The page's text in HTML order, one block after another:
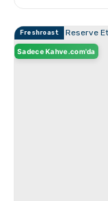
Freshroast
Sadece Kahve.com'da